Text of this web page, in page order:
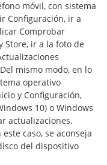
móvil, con sistema
Configuración, ir a
Comprobar
Store, ir a la foto de
mismo modo, en lo
operativo
y Configuración,
10) o Windows
actualizaciones,
caso, se aconseja
del dispositivo